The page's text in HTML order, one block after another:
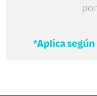
*Aplica